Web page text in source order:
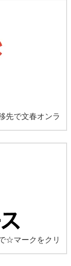
先で文春オンラ
☆マークをクリ